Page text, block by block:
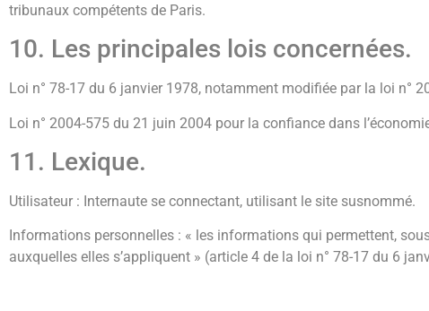
tribunaux compétents de Paris.
10. Les principales lois concernées.
Loi n° 78-17 du 6 janvier 1978, notamment modifiée par la loi n°
Loi n° 2004-575 du 21 juin 2004 pour la confiance dans
11. Lexique.
Utilisateur : Internaute se connectant, utilisant le site susnommé.
Informations personnelles : « les informations qui permettent,
auxquelles elles s’appliquent » (article 4 de la loi n° 78-17 du 6